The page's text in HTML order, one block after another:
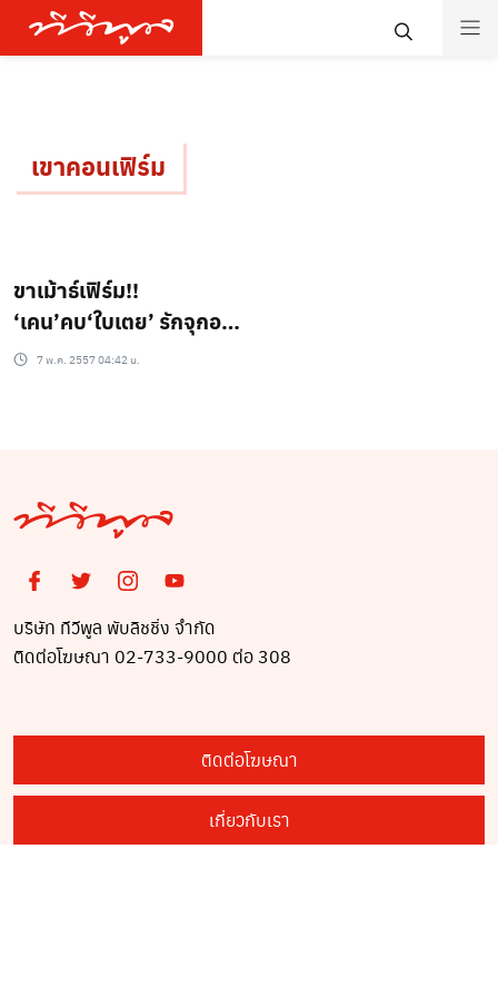
เขาคอนเฟิร์ม
ขาเม้าธ์เฟิร์ม!!
‘เคน’คบ‘ใบเตย’ รักจุกอก
ครอบครัวไฟเขียวแว้วววว
7 พ.ค. 2557 04:42 น.
บริษัท ทีวีพูล พับลิชชิ่ง จำกัด
ติดต่อโฆษณา 02-733-9000 ต่อ 308
ติดต่อโฆษณา
เกี่ยวกับเรา